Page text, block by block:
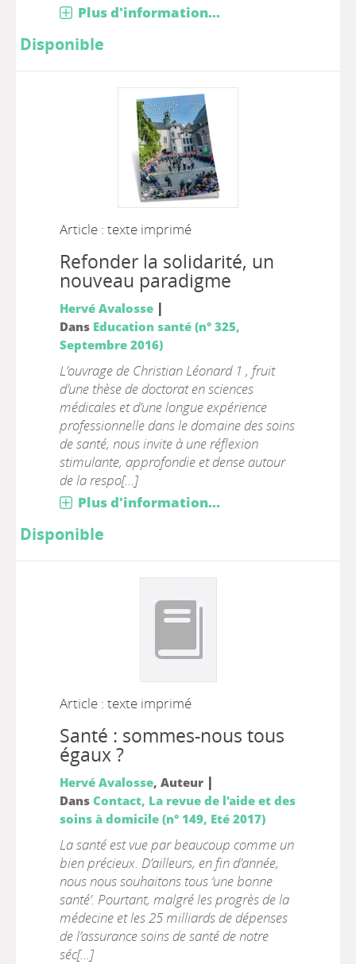
Plus d'information...
Disponible
Article : texte imprimé
Refonder la solidarité, un
nouveau paradigme
Hervé Avalosse |
Dans Education santé (n° 325,
Septembre 2016)
L’ouvrage de Christian Léonard 1 , fruit
d’une thèse de doctorat en sciences
médicales et d’une longue expérience
professionnelle dans le domaine des soins
de santé, nous invite à une réflexion
stimulante, approfondie et dense autour
de la respo[...]
Plus d'information...
Disponible
Article : texte imprimé
Santé : sommes-nous tous
égaux ?
Hervé Avalosse, Auteur |
Dans Contact, La revue de l'aide et des
soins à domicile (n° 149, Eté 2017)
La santé est vue par beaucoup comme un
bien précieux. D’ailleurs, en fin d’année,
nous nous souhaitons tous ‘une bonne
santé’. Pourtant, malgré les progrès de la
médecine et les 25 milliards de dépenses
de l’assurance soins de santé de notre
séc[...]